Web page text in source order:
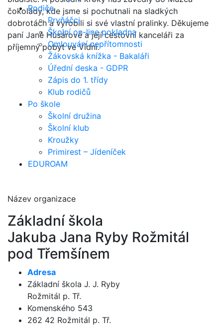
Rodiče
Prvňáčci
Školní on-line pokladna
Omlouvání nepřítomnosti
Žákovská knížka - Bakaláři
Úřední deska - GDPR
Zápis do 1. třídy
Klub rodičů
Po škole
Školní družina
Školní klub
Kroužky
Primirest – Jídeníček
EDUROAM
čokolády, kde jsme si pochutnali na sladkých
dobrotách a vyrobili si své vlastní pralinky. Děkujeme
paní Janě Husárové a její cestovní kanceláři za
příjemný pobyt ve Vídni.
Název organizace
Základní škola
Jakuba Jana Ryby Rožmitál
pod Třemšínem
Adresa
Základní škola J. J. Ryby
Rožmitál p. Tř.
Komenského 543
262 42 Rožmitál p. Tř.